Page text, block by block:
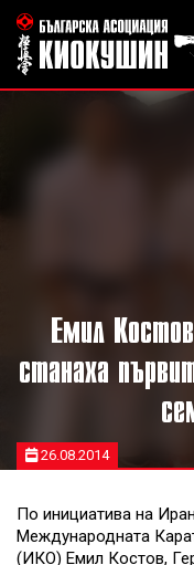
Емил
станаха
26.08.2014
По инициатива на
Международната
(ИКО) Емил Костов,